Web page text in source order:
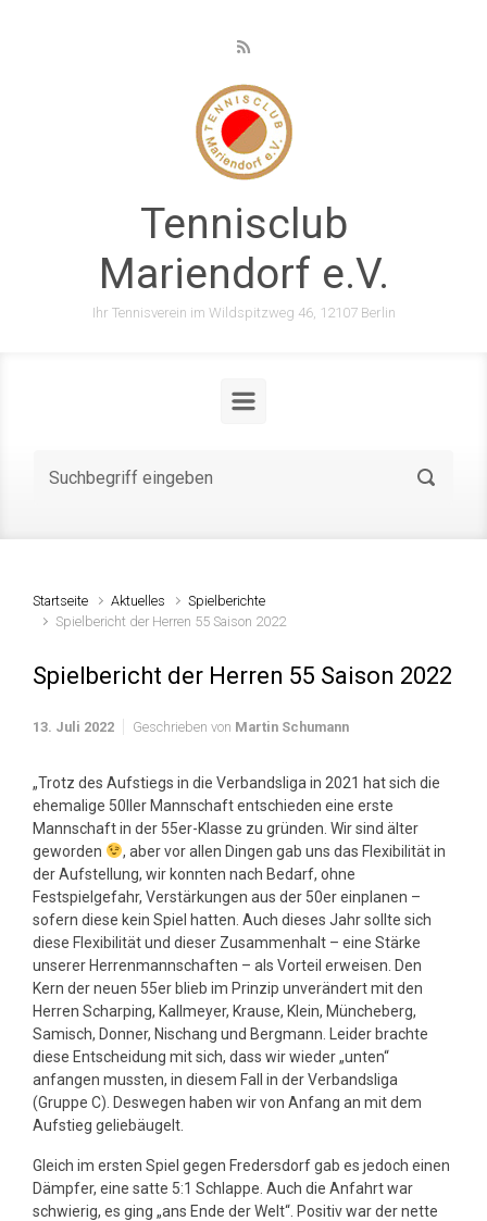
Tennisclub
Mariendorf e.V.
Ihr Tennisverein im Wildspitzweg 46, 12107 Berlin
Startseite Aktuelles
Spielberichte
Spielbericht der Herren 55 Saison 2022
Spielbericht der Herren 55 Saison 2022
13. Juli 2022 Geschrieben von Martin Schumann
„Trotz des Aufstiegs in die Verbandsliga in 2021 hat sich die
ehemalige 50IIer Mannschaft entschieden eine erste
Mannschaft in der 55er-Klasse zu gründen. Wir sind älter
geworden
, aber vor allen Dingen gab uns das Flexibilität in
der Aufstellung, wir konnten nach Bedarf, ohne
Festspielgefahr, Verstärkungen aus der 50er einplanen –
sofern diese kein Spiel hatten. Auch dieses Jahr sollte sich
diese Flexibilität und dieser Zusammenhalt – eine Stärke
unserer Herrenmannschaften – als Vorteil erweisen. Den
Kern der neuen 55er blieb im Prinzip unverändert mit den
Herren Scharping, Kallmeyer, Krause, Klein, Müncheberg,
Samisch, Donner, Nischang und Bergmann. Leider brachte
diese Entscheidung mit sich, dass wir wieder „unten“
anfangen mussten, in diesem Fall in der Verbandsliga
(Gruppe C). Deswegen haben wir von Anfang an mit dem
Aufstieg geliebäugelt.
Gleich im ersten Spiel gegen Fredersdorf gab es jedoch einen
Dämpfer, eine satte 5:1 Schlappe. Auch die Anfahrt war
schwierig, es ging „ans Ende der Welt“. Positiv war der nette